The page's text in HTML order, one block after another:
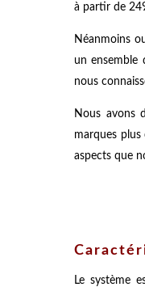
à partir de
Néanmoins
un ensemble
nous
Nous avons
marques
aspects que
Le système